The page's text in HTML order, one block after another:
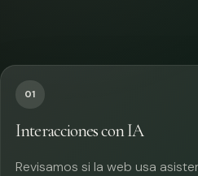
01
Interacciones con IA
Revisamos si la web usa